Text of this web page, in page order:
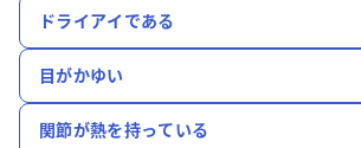
ドライアイである
目がかゆい
関節が熱を持っている